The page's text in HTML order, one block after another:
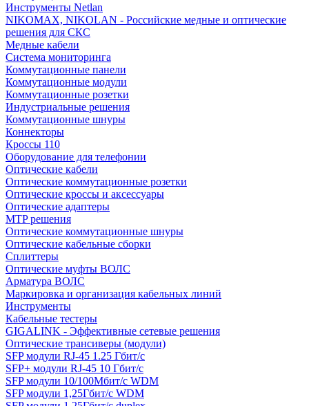
Инструменты Netlan
NIKOMAX, NIKOLAN - Российские медные и оптические
решения для СКС
Медные кабели
Система мониторинга
Коммутационные панели
Коммутационные модули
Коммутационные розетки
Индустриальные решения
Коммутационные шнуры
Коннекторы
Кроссы 110
Оборудование для телефонии
Оптические кабели
Оптические коммутационные розетки
Оптические кроссы и аксессуары
Оптические адаптеры
MTP решения
Оптические коммутационные шнуры
Оптические кабельные сборки
Сплиттеры
Оптические муфты ВОЛС
Арматура ВОЛС
Маркировка и организация кабельных линий
Инструменты
Кабельные тестеры
GIGALINK - Эффективные сетевые решения
Оптические трансиверы (модули)
SFP модули RJ-45 1.25 Гбит/c
SFP+ модули RJ-45 10 Гбит/c
SFP модули 10/100Мбит/с WDM
SFP модули 1,25Гбит/с WDM